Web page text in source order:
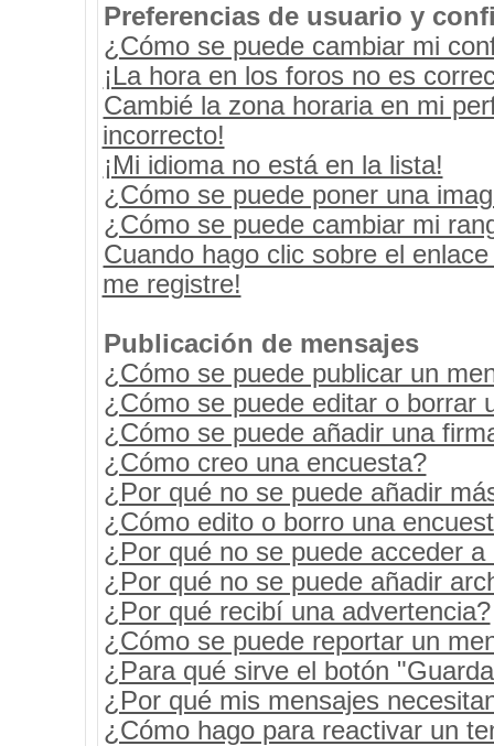
Preferencias de usuario y
¿Cómo se puede cambiar mi
¡La hora en los foros no es
Cambié la zona horaria en mi
incorrecto!
¡Mi idioma no está en la lista!
¿Cómo se puede poner una
¿Cómo se puede cambiar mi
Cuando hago clic sobre el
me registre!
Publicación de mensajes
¿Cómo se puede publicar un
¿Cómo se puede editar o borrar
¿Cómo se puede añadir una
¿Cómo creo una encuesta?
¿Por qué no se puede añadir
¿Cómo edito o borro una
¿Por qué no se puede acceder a
¿Por qué no se puede añadir
¿Por qué recibí una advertencia?
¿Cómo se puede reportar un
¿Para qué sirve el botón
¿Por qué mis mensajes
¿Cómo hago para reactivar un